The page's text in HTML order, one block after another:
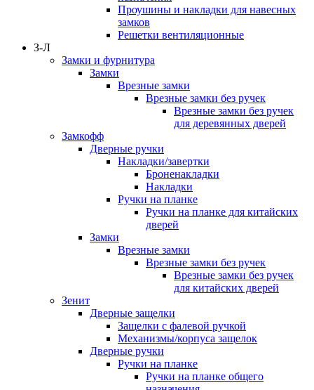
Проушины и накладки для навесных
замков
Решетки вентиляционные
З-Л
Замки и фурнитура
Замки
Врезные замки
Врезные замки без ручек
Врезные замки без ручек
для деревянных дверей
Замкофф
Дверные ручки
Накладки/завертки
Броненакладки
Накладки
Ручки на планке
Ручки на планке для китайских
дверей
Замки
Врезные замки
Врезные замки без ручек
Врезные замки без ручек
для китайских дверей
Зенит
Дверные защелки
Защелки с фалевой ручкой
Механизмы/корпуса защелок
Дверные ручки
Ручки на планке
Ручки на планке общего